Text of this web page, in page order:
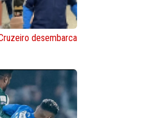
desembarca